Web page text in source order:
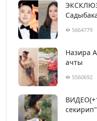
5664779
Назира
ачты
5560692